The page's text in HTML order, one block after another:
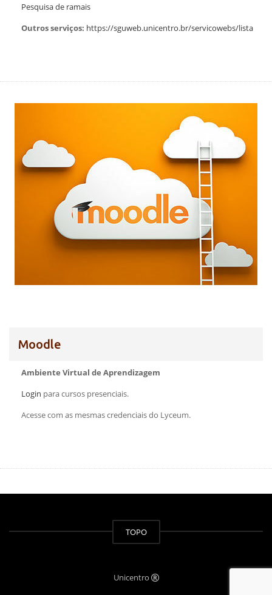
Pesquisa de ramais
Outros serviços: https://sguweb.unicentro.br/servicowebs/lista
Moodle
Ambiente Virtual de Aprendizagem
Login para cursos presenciais.
Acesse com as mesmas credenciais do Lyceum.
TOPO
Unicentro